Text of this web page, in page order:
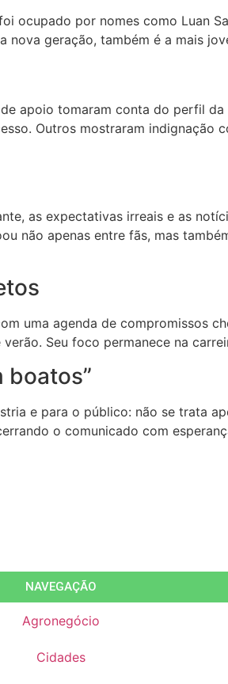
por nomes como Luan
nova geração, também é a mais
apoio tomaram conta do perfil
Outros mostraram indignação
as expectativas irreais e as
não apenas entre fãs, mas
uma agenda de compromissos
Seu foco permanece na
boatos”
e para o público: não se trata
o comunicado com
NAVEGAÇÃO
Agronegócio
Cidades